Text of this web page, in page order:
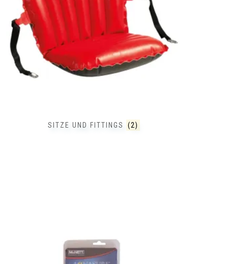
SITZE UND FITTINGS (2)